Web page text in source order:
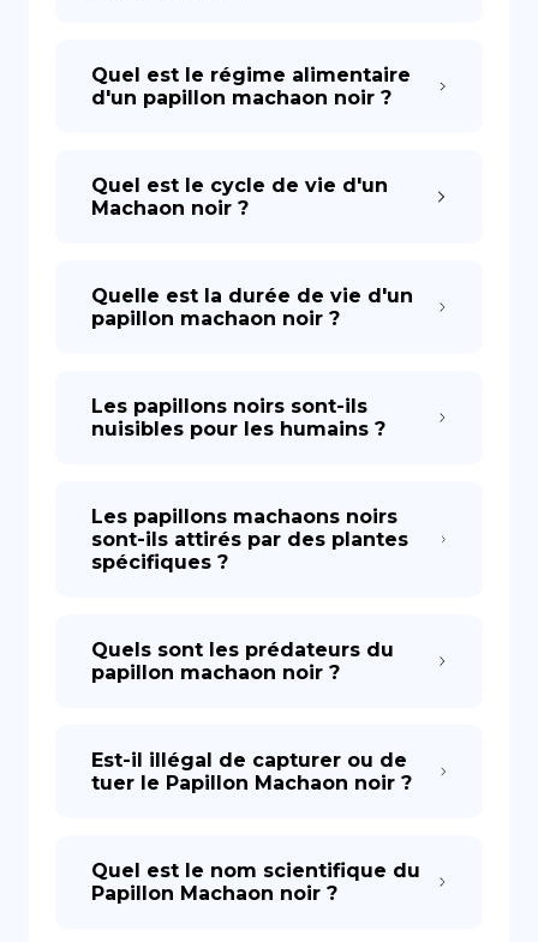
Quel est le régime alimentaire
d'un papillon machaon noir ?
Quel est le cycle de vie d'un
Machaon noir ?
Quelle est la durée de vie d'un
papillon machaon noir ?
Les papillons noirs sont-ils
nuisibles pour les humains ?
Les papillons machaons noirs
sont-ils attirés par des plantes
spécifiques ?
Quels sont les prédateurs du
papillon machaon noir ?
Est-il illégal de capturer ou de
tuer le Papillon Machaon noir ?
Quel est le nom scientifique du
Papillon Machaon noir ?